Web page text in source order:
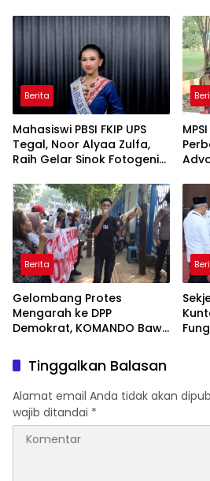
Lewat Kemasan
Berita
Mahasiswi PBSI FKIP UPS
Tegal, Noor Alyaa Zulfa,
Raih Gelar Sinok Fotogenik
Berita
Gelombang Protes
Mengarah ke DPP
Demokrat, KOMANDO Bawa
Dody Hanggodo
Tinggalkan Balasan
Alamat email Anda tidak akan
wajib ditandai *